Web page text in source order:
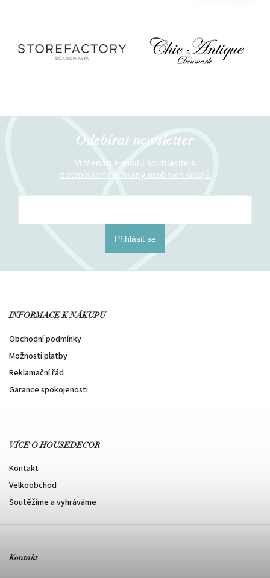
Odebírat newsletter
Vložením e-mailu souhlasíte s
podmínkami ochrany osobních údajů
Přihlásit se
INFORMACE K NÁKUPU
Obchodní podmínky
Možnosti platby
Reklamační řád
Garance spokojenosti
VÍCE O HOUSEDECOR
Kontakt
Velkoobchod
Soutěžíme a vyhráváme
Kontakt